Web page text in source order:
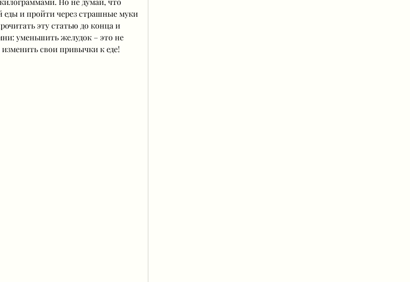
еды и пройти через страшные муки
эту статью до конца и
уменьшить желудок – это не
изменить свои привычки к еде!